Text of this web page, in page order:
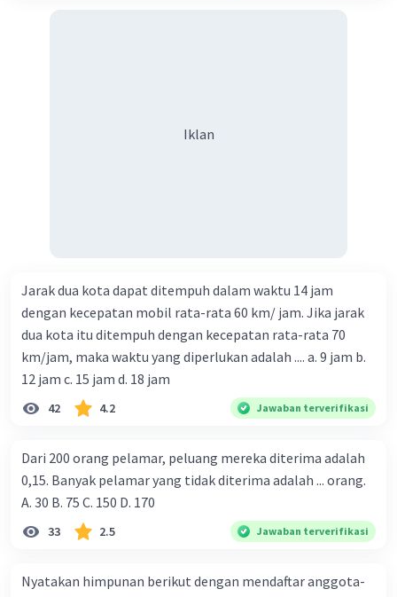
Iklan
Jarak dua kota dapat ditempuh dalam waktu 14 jam
dengan kecepatan mobil rata-rata 60 km/ jam. Jika jarak
dua kota itu ditempuh dengan kecepatan rata-rata 70
km/jam, maka waktu yang diperlukan adalah .... a. 9 jam b.
12 jam c. 15 jam d. 18 jam
42 4.2 Jawaban terverifikasi
Dari 200 orang pelamar, peluang mereka diterima adalah
0,15. Banyak pelamar yang tidak diterima adalah ... orang.
A. 30 B. 75 C. 150 D. 170
33 2.5 Jawaban terverifikasi
Nyatakan himpunan berikut dengan mendaftar anggota-